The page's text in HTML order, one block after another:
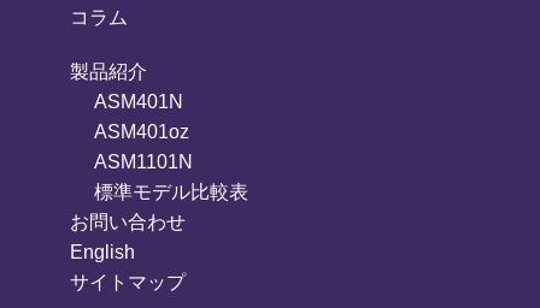
コラム
製品紹介
ASM401N
ASM401oz
ASM1101N
標準モデル比較表
お問い合わせ
English
サイトマップ